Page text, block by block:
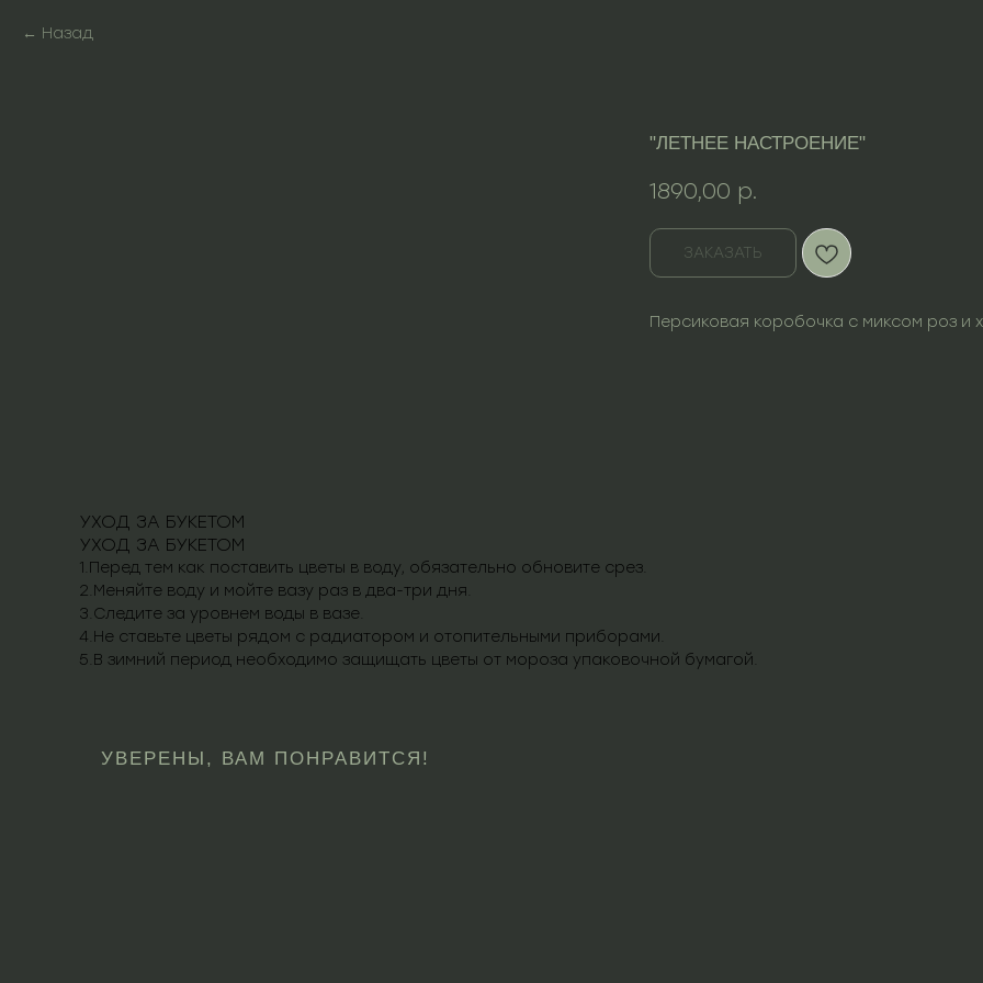
Назад
"ЛЕТНЕЕ НАСТРОЕНИЕ"
1890,00 р.
ЗАКАЗАТЬ
Персиковая коробочка с миксом роз и
УХОД ЗА БУКЕТОМ
УХОД ЗА БУКЕТОМ
1.Перед тем как поставить цветы в воду, обязательно обновите срез.
2.Меняйте воду и мойте вазу раз в два-три дня.
3.Следите за уровнем воды в вазе.
4.Не ставьте цветы рядом с радиатором и отопительными приборами.
5.В зимний период необходимо защищать цветы от мороза упаковочной бумагой.
УВЕРЕНЫ, ВАМ ПОНРАВИТСЯ!